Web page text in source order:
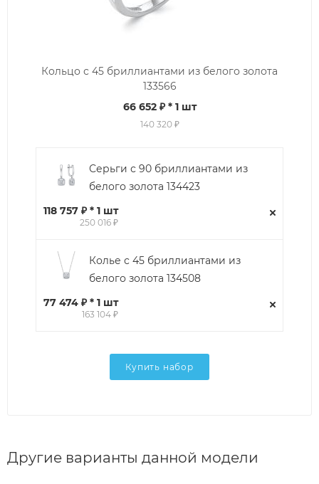
Кольцо с 45 бриллиантами из белого золота
133566
66 652 ₽* 1 шт
140 320 ₽
Серьги с 90 бриллиантами из
белого золота 134423
118 757 ₽ * 1 шт
250 016 ₽
Колье с 45 бриллиантами из
белого золота 134508
77 474 ₽ * 1 шт
163 104 ₽
Купить набор
Другие варианты данной модели